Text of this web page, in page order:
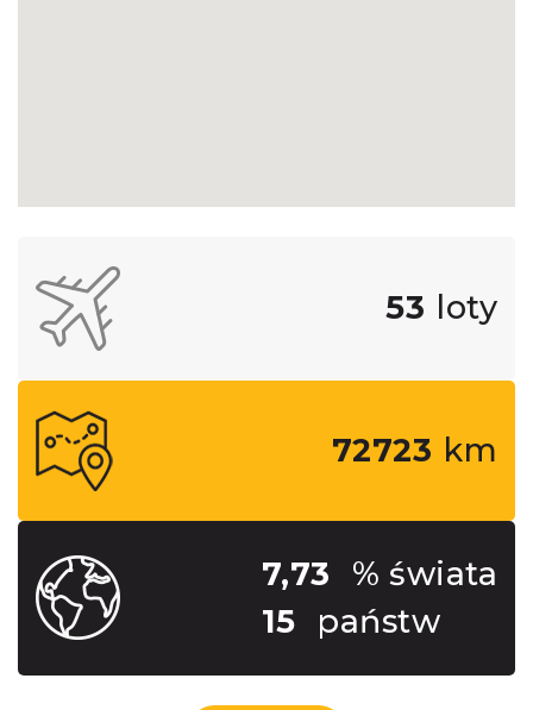
53 loty
72723 km
7,73
% świata
15
państw